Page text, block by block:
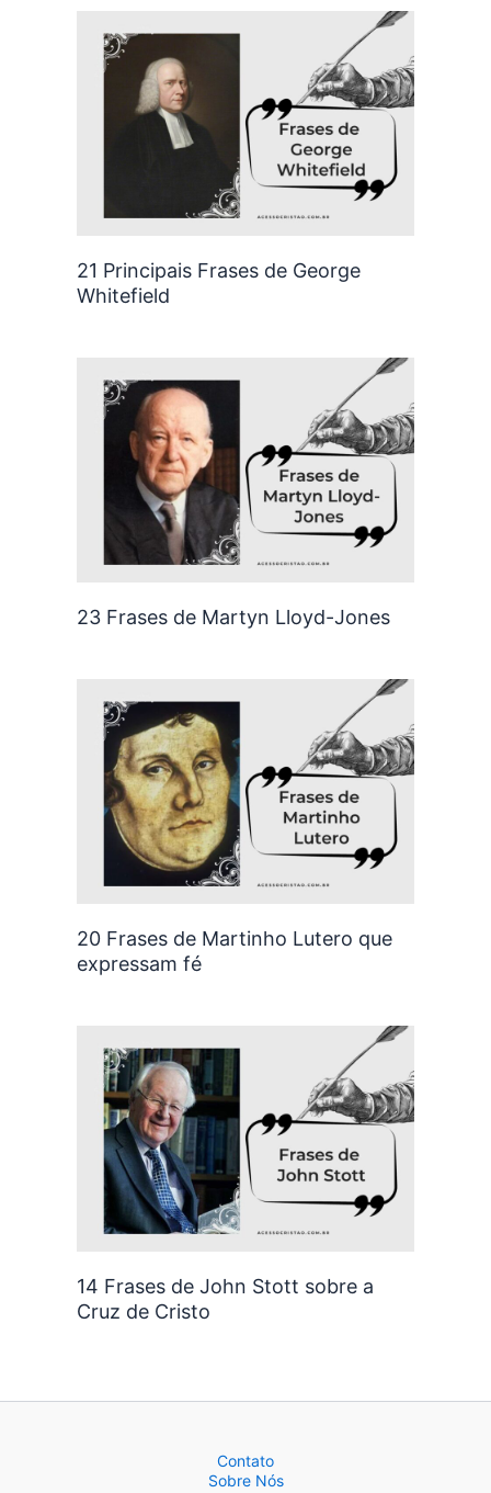
21 Principais Frases de George
Whitefield
23 Frases de Martyn Lloyd-Jones
20 Frases de Martinho Lutero que
expressam fé
14 Frases de John Stott sobre a
Cruz de Cristo
Contato
Sobre Nós